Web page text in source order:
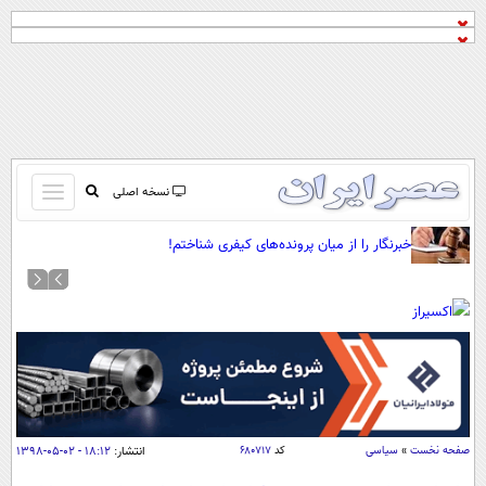
نسخه اصلی
باز
و
کردن
صفحه اول
آب و هوا
اوقات شرعی
پیوند ها
خبرنگار را از میان پرونده‌های کیفری شناختم!
صفحه نخست » سیاسی کد۶۸۰۷۱۷ انتشار: ۱۸:۱۲ - ۰۲-۰۵-۱۳۹۸